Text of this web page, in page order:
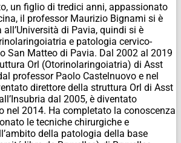
un figlio di tredici anni, appassionato
il professor Maurizio Bignami si è
di Pavia, quindi si è
e patologia cervico-
San Matteo di Pavia. Dal 2002 al 2019
Orl (Otorinolaringoiatria) di Asst
professor Paolo Castelnuovo e nel
direttore della struttura Orl di Asst
dal 2005, è diventato
nel 2014. Ha completato la conoscenza
le tecniche chirurgiche e
della patologia della base